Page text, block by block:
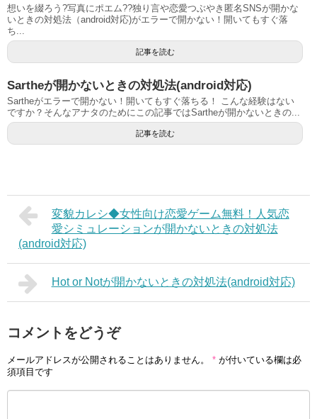
想いを綴ろう?写真にポエム??独り言や恋愛つぶやき匿名SNSが開かな
いときの対処法（android対応)がエラーで開かない！開いてもすぐ落
ち...
記事を読む
Sartheが開かないときの対処法(android対応)
Sartheがエラーで開かない！開いてもすぐ落ちる！ こんな経験はない
ですか？そんなアナタのためにこの記事ではSartheが開かないときの...
記事を読む
変貌カレシ◆女性向け恋愛ゲーム無料！人気恋
愛シミュレーションが開かないときの対処法
(android対応)
Hot or Notが開かないときの対処法(android対応)
コメントをどうぞ
メールアドレスが公開されることはありません。 * が付いている欄は必
須項目です